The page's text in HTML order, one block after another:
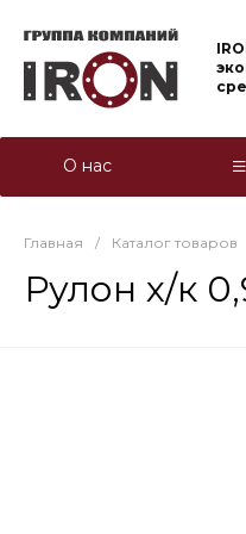
О нас
Главная / Каталог товаров
Рулон х/к